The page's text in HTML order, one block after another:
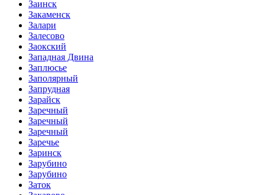
Заинск
Закаменск
Залари
Залесово
Заокский
Западная Двина
Заплюсье
Заполярный
Запрудная
Зарайск
Заречный
Заречный
Заречный
Заречье
Заринск
Зарубино
Зарубино
Заток